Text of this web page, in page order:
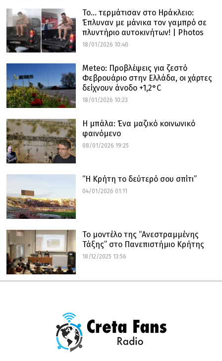
Το… τερμάτισαν στο Ηράκλειο:
Έπλυναν με μάνικα τον γαμπρό σε
πλυντήριο αυτοκινήτων! | Photos
18/01/2026 10:40
Meteo: Προβλέψεις για ζεστό
Φεβρουάριο στην Ελλάδα, οι χάρτες
δείχνουν άνοδο +1,2°C
18/01/2026 10:23
Η μπάλα: Ένα μαζικό κοινωνικό
φαινόμενο
08/01/2026 19:25
“Η Κρήτη το δεύτερό σου σπίτι”
04/01/2026 01:11
Το μοντέλο της “Ανεστραμμένης
Τάξης” στο Πανεπιστήμιο Κρήτης
18/12/2025 13:56